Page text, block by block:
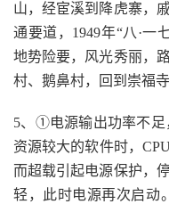
山，经宦溪到降虎寨，
通要道，1949年“八·一
地势险要，风光秀丽，
村、鹅鼻村，回到崇福
5、①电源输出功率不足
资源较大的软件时，
而超载引起电源保护，
轻，此时电源再次启动